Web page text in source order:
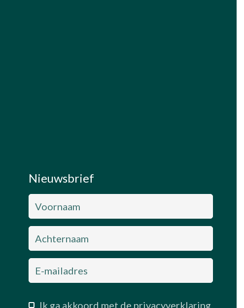
Nieuwsbrief
Ik ga akkoord met de privacyverklaring.